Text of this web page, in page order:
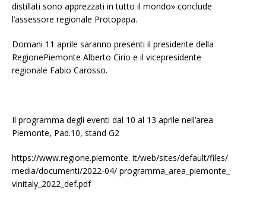
distillati sono apprezzati in tutto il mondo» conclude
l’assessore regionale Protopapa.
Domani 11 aprile saranno presenti il presidente della
RegionePiemonte Alberto Cirio e il vicepresidente
regionale Fabio Carosso.
Il programma degli eventi dal 10 al 13 aprile nell’area
Piemonte, Pad.10, stand G2
https://www.regione.piemonte. it/web/sites/default/files/
media/documenti/2022-04/ programma_area_piemonte_
vinitaly_2022_def.pdf